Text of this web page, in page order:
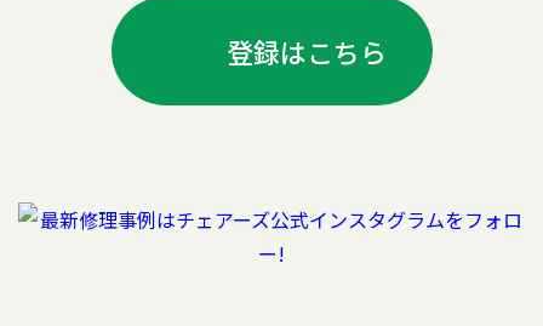
登録はこちら